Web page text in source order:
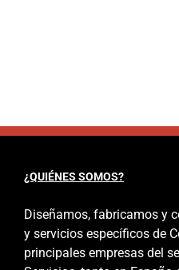
¿QUIÉNES SOMOS?
Diseñamos, fabricamos y
y servicios específicos de
principales empresas del